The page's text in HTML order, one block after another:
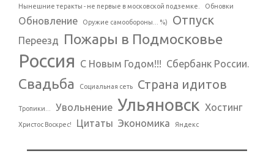
Нынешние теракты - не первые в московской подземке. Обновки
Обновление Оружие самообороны... %) Отпуск
Переезд Пожары в Подмосковье
Россия С Новым Годом!!! Сбербанк России.
Свадьба Социальная сеть Страна идитов
Тропики... Увольнение Ульяновск Хостинг
Христос Воскрес! Цитаты Экономика Яндекс